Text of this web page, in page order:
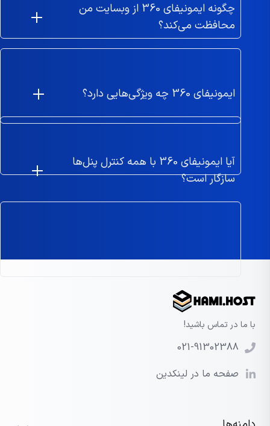
چگونه ایمونیفای 360 از وبسایت من
محافظت می‌کند؟
ایمونیفای 360 چه ویژگی‌هایی دارد؟
آیا ایمونیفای 360 با همه کنترل پنل‌ها
سازگار است؟
با ما در تماس باشید!
021-91302388
صفحه ما در لینکدین